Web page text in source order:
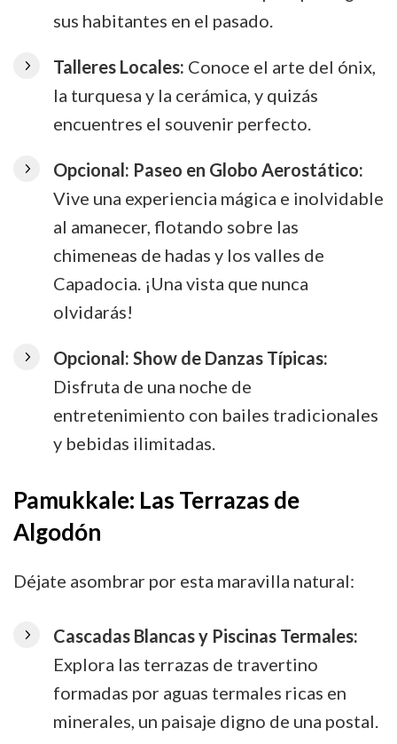
sus habitantes en el pasado.
Talleres Locales: Conoce el arte del ónix,
la turquesa y la cerámica, y quizás
encuentres el souvenir perfecto.
Opcional: Paseo en Globo Aerostático:
Vive una experiencia mágica e inolvidable
al amanecer, flotando sobre las
chimeneas de hadas y los valles de
Capadocia. ¡Una vista que nunca
olvidarás!
Opcional: Show de Danzas Típicas:
Disfruta de una noche de
entretenimiento con bailes tradicionales
y bebidas ilimitadas.
Pamukkale: Las Terrazas de
Algodón
Déjate asombrar por esta maravilla natural:
Cascadas Blancas y Piscinas Termales:
Explora las terrazas de travertino
formadas por aguas termales ricas en
minerales, un paisaje digno de una postal.